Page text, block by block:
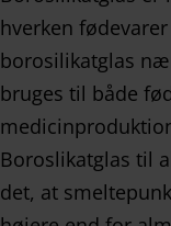
hverken
borosilikatglas
bruges til både
Boroslikatglas til
det, at